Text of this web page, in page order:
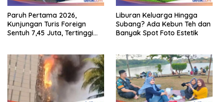
Paruh Pertama 2026,
Kunjungan Turis Foreign
Sentuh 7,45 Juta, Tertinggi
Liburan Keluarga Hingga
Subang? Ada Kebun Teh dan
Banyak Spot Foto Estetik